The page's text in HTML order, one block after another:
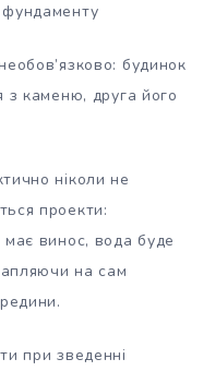
будинок
з каменю, друга його
ніколи не
проекти:
винос, вода буде
на сам
при зведенні